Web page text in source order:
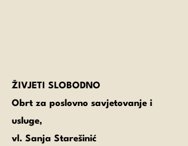
ŽIVJETI SLOBODNO
Obrt za poslovno savjetovanje i
usluge,
vl. Sanja Starešinić